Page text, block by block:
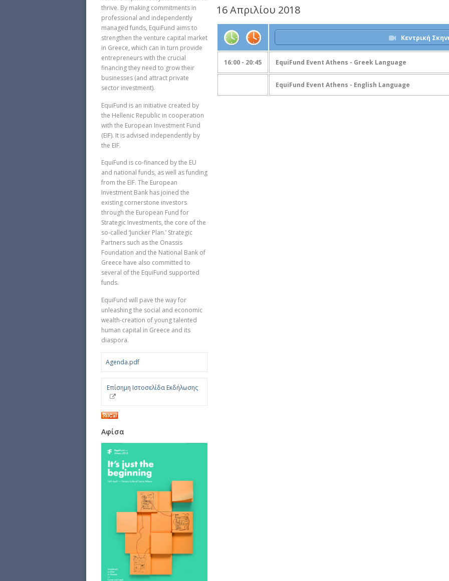
thrive. By making commitments in
professional and independently
managed funds, EquiFund aims to
strengthen the venture capital market
in Greece, which can in turn provide
entrepreneurs with the crucial
financing they need to grow their
businesses (and attract private
sector investment).
EquiFund is an initiative created by
the Hellenic Republic in cooperation
with the European Investment Fund
(EIF). It is advised independently by
the EIF.
EquiFund is co-financed by the EU
and national funds, as well as funding
from the EIF. The European
Investment Bank has joined the
existing cornerstone investors
through the European Fund for
Strategic Investments, the core of the
so-called ‘Juncker Plan.’ Strategic
Partners such as the Onassis
Foundation and the National Bank of
Greece have also committed to
several of the EquiFund supported
funds.
EquiFund will pave the way for
unleashing the social and economic
wealth-creation of young talented
human capital in Greece and its
diaspora.
Agenda.pdf
Επίσημη Ιστοσελίδα Εκδήλωσης
Αφίσα
16 Απριλίου 2018
Κεντρική
16:00 - 20:45 EquiFund Event Athens - Greek Language
EquiFund Event Athens - Εnglish Language